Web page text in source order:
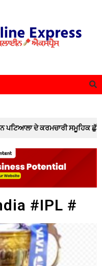
ਦੇ ਕਰਮਚਾਰੀ ਸਮੂਹਿਕ ਛੁੱਟੀ ‘ਤੇ ;
#IPL #